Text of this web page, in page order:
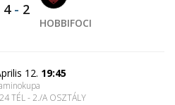
4- 2
HOBBIFOCI
12. 19:45
TÉL - 2./A OSZTÁLY